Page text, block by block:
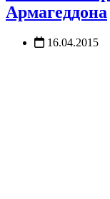
Армагеддона
16.04.2015